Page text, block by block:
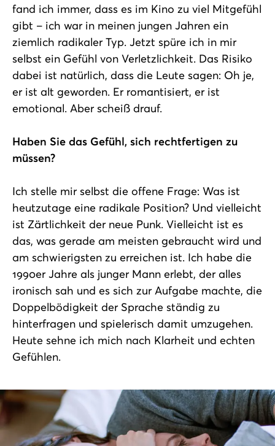
fand ich immer, dass es im Kino zu viel Mitgefühl
gibt – ich war in meinen jungen Jahren ein
ziemlich radikaler Typ. Jetzt spüre ich in mir
selbst ein Gefühl von Verletzlichkeit. Das Risiko
dabei ist natürlich, dass die Leute sagen: Oh je,
er ist alt geworden. Er romantisiert, er ist
emotional. Aber scheiß drauf.
Haben Sie das Gefühl, sich rechtfertigen zu
müssen?
Ich stelle mir selbst die offene Frage: Was ist
heutzutage eine radikale Position? Und vielleicht
ist Zärtlichkeit der neue Punk. Vielleicht ist es
das, was gerade am meisten gebraucht wird und
am schwierigsten zu erreichen ist. Ich habe die
1990er Jahre als junger Mann erlebt, der alles
ironisch sah und es sich zur Aufgabe machte, die
Doppelbödigkeit der Sprache ständig zu
hinterfragen und spielerisch damit umzugehen.
Heute sehne ich mich nach Klarheit und echten
Gefühlen.